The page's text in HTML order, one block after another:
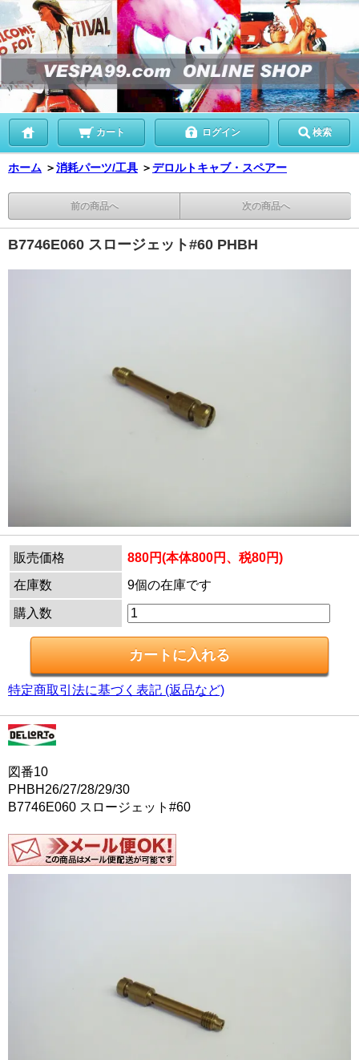
カート ログイン 検索
ホーム ＞消耗パーツ/工具 ＞デロルトキャブ・スペアー
前の商品へ 次の商品へ
B7746E060 スロージェット#60 PHBH
販売価格
880円(本体800円、税80円)
在庫数
9個の在庫です
購入数
特定商取引法に基づく表記 (返品など)
図番10
PHBH26/27/28/29/30
B7746E060 スロージェット#60